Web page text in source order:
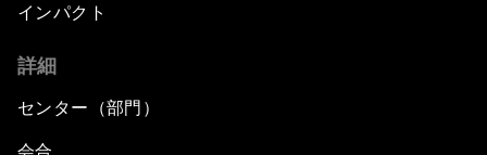
インパクト
詳細
センター（部門）